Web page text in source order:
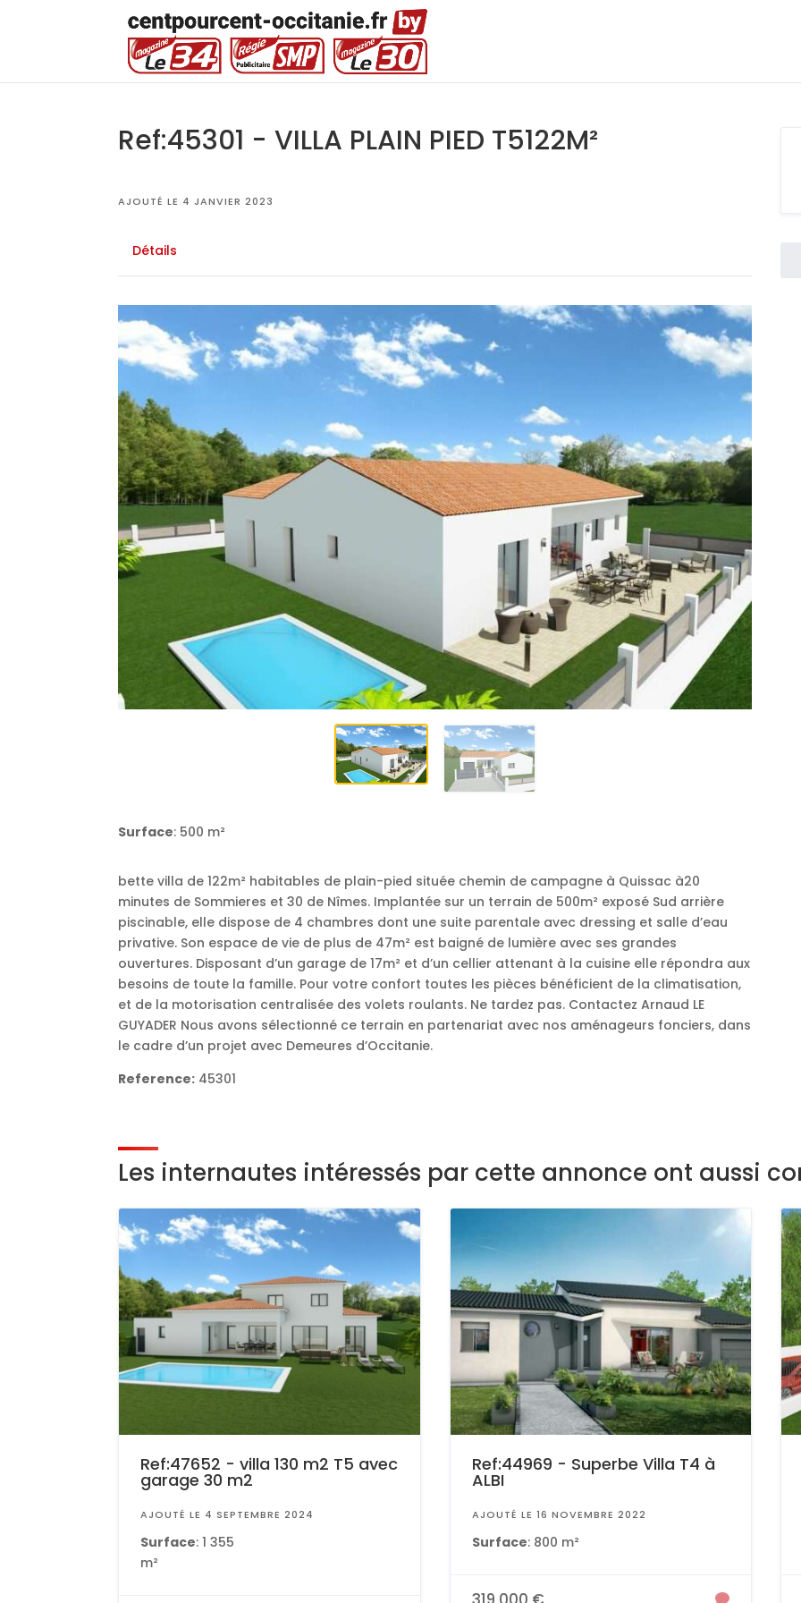
Ref:45301 - VILLA PLAIN PIED T5122M²
AJOUTÉ LE 4 JANVIER 2023
Détails
Surface: 500 m²
bette villa de 122m² habitables de plain-pied située chemin de campagne à Quissac à20
minutes de Sommieres et 30 de Nîmes. Implantée sur un terrain de 500m² exposé Sud arrière
piscinable, elle dispose de 4 chambres dont une suite parentale avec dressing et salle d’eau
privative. Son espace de vie de plus de 47m² est baigné de lumière avec ses grandes
ouvertures. Disposant d’un garage de 17m² et d’un cellier attenant à la cuisine elle répondra aux
besoins de toute la famille. Pour votre confort toutes les pièces bénéficient de la climatisation,
et de la motorisation centralisée des volets roulants. Ne tardez pas. Contactez Arnaud LE
GUYADER Nous avons sélectionné ce terrain en partenariat avec nos aménageurs fonciers, dans
le cadre d’un projet avec Demeures d’Occitanie.
Reference: 45301
Les internautes intéressés par cette annonce ont aussi
Ref:47652 - villa 130 m2 T5 avec
garage 30 m2
AJOUTÉ LE 4 SEPTEMBRE 2024
Surface: 1 355
m²
Ref:44969 - Superbe Villa T4 à
ALBI
AJOUTÉ LE 16 NOVEMBRE 2022
Surface: 800 m²